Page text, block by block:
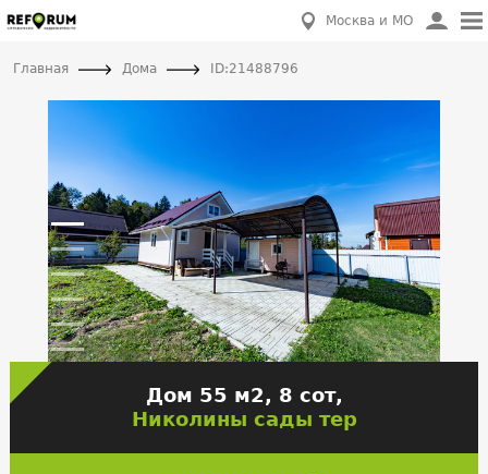
Москва и МО
Главная Дома ID:21488796
Дом 55 м2, 8 сот,
Николины сады тер